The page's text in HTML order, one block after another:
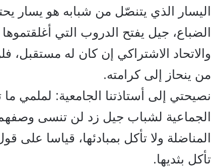
اليسار الذي يتنصّل من شبابه هو يسار
الضباع، جيل يفتح الدروب التي
والاتحاد الاشتراكي إن كان له
من ينحاز إلى كرامته.
نصيحتي إلى أستاذتنا الجامعية: لملمي
الجماعية لشباب جيل زد لن تنسى
المناضلة ولا تأكل بمبادئها، قياسا على
تأكل بثديها.